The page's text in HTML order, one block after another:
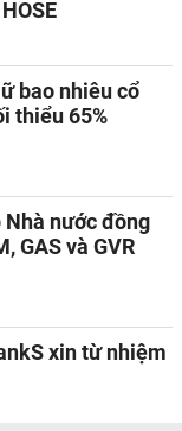
bao nhiêu cổ
thiểu 65%
nước đồng
GAS và GVR
xin từ nhiệm